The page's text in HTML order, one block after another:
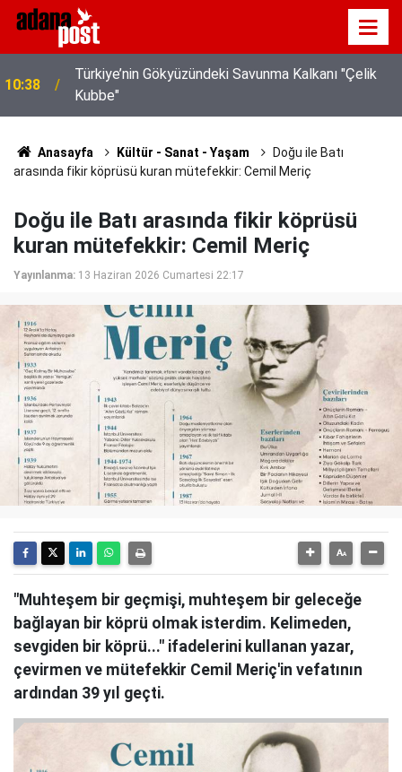
10:38
Türkiye’nin Gökyüzündeki Savunma Kalkanı "Çelik
08:11
MHP Genel Başkanı Bahçeli: "(Çerçeve yasa) Bu
imzayla bin yıllık kardeşliğimiz bir kez daha
tescillenmiştir"
Anasayfa Kültür - Sanat - Yaşam
Doğu ile Batı
arasında fikir köprüsü kuran mütefekkir: Cemil Meriç
Doğu ile Batı arasında fikir köprüsü
kuran mütefekkir: Cemil Meriç
Yayınlanma: 13 Haziran 2026 Cumartesi 22:17
"Muhteşem bir geçmişi, muhteşem bir geleceğe
bağlayan bir köprü olmak isterdim. Kelimeden,
sevgiden bir köprü..." ifadelerini kullanan yazar,
çevirmen ve mütefekkir Cemil Meriç'in vefatının
ardından 39 yıl geçti.